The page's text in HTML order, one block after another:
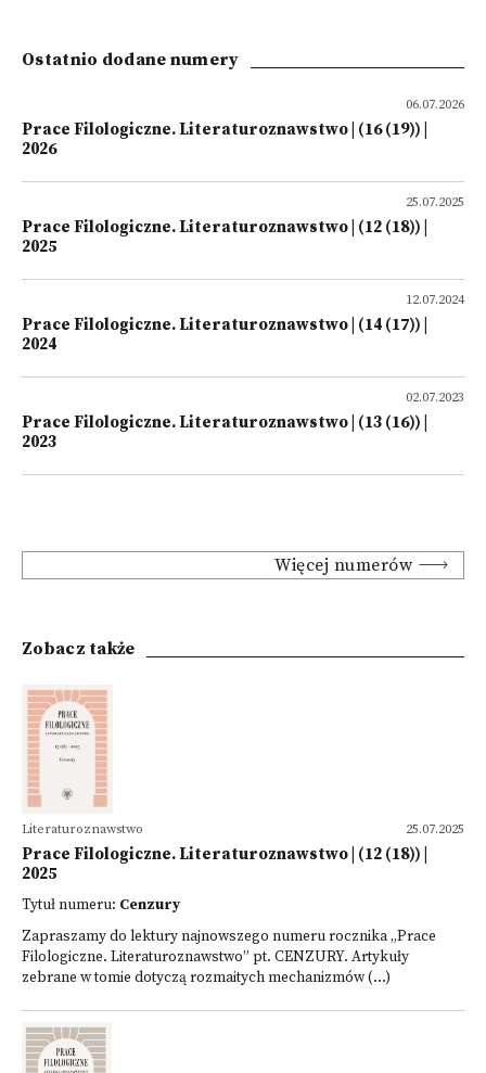
Ostatnio dodane numery
06.07.2026
Prace Filologiczne. Literaturoznawstwo | (16 (19)) |
2026
25.07.2025
Prace Filologiczne. Literaturoznawstwo | (12 (18)) |
2025
12.07.2024
Prace Filologiczne. Literaturoznawstwo | (14 (17)) |
2024
02.07.2023
Prace Filologiczne. Literaturoznawstwo | (13 (16)) |
2023
Więcej numerów
Zobacz także
25.07.2025
Literaturoznawstwo
Prace Filologiczne. Literaturoznawstwo | (12 (18)) |
2025
Tytuł numeru: Cenzury
Zapraszamy do lektury najnowszego numeru rocznika „Prace
Filologiczne. Literaturoznawstwo” pt. CENZURY. Artykuły
zebrane w tomie dotyczą rozmaitych mechanizmów (...)